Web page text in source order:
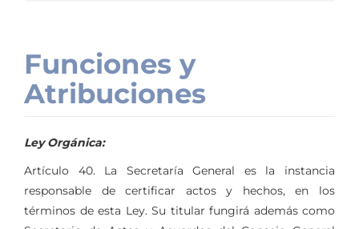
Funciones y
Atribuciones
Ley Orgánica:
Artículo 40. La Secretaría General es la instancia
responsable de certificar actos y hechos, en los
términos de esta Ley. Su titular fungirá además como